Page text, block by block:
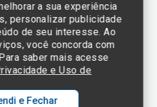
segura
de pagamento
a sua experiência
personalizar publicidade
de seu interesse. Ao
você concorda com
saber mais acesse
e Uso de
e Fechar